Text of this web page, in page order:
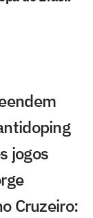
jogos
Cruzeiro: